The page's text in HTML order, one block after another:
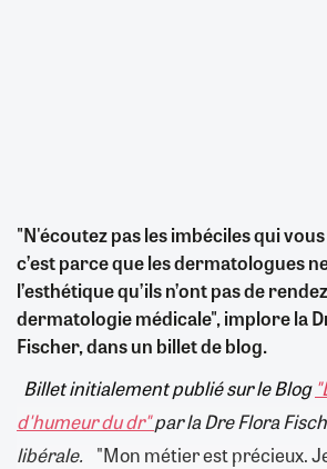
"N'écoutez pas les imbéciles qui
c’est parce que les dermatologues
l’esthétique qu’ils n’ont pas de
dermatologie médicale", implore la
Fischer, dans un billet de blog.
Billet initialement publié sur le Blog
d'humeur du dr"par la Dre Flora
libérale. "Mon métier est précieux.